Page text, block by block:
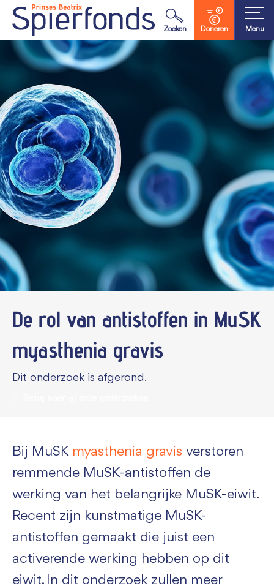
Zoeken Doneren Menu
Waar ben je naar op zoek?
De rol van antistoffen in MuSK
myasthenia gravis
Dit onderzoek is afgerond.
Bij MuSK myasthenia gravis verstoren
remmende MuSK-antistoffen de
werking van het belangrijke MuSK-eiwit.
Recent zijn kunstmatige MuSK-
antistoffen gemaakt die juist een
activerende werking hebben op dit
eiwit. In dit onderzoek zullen meer